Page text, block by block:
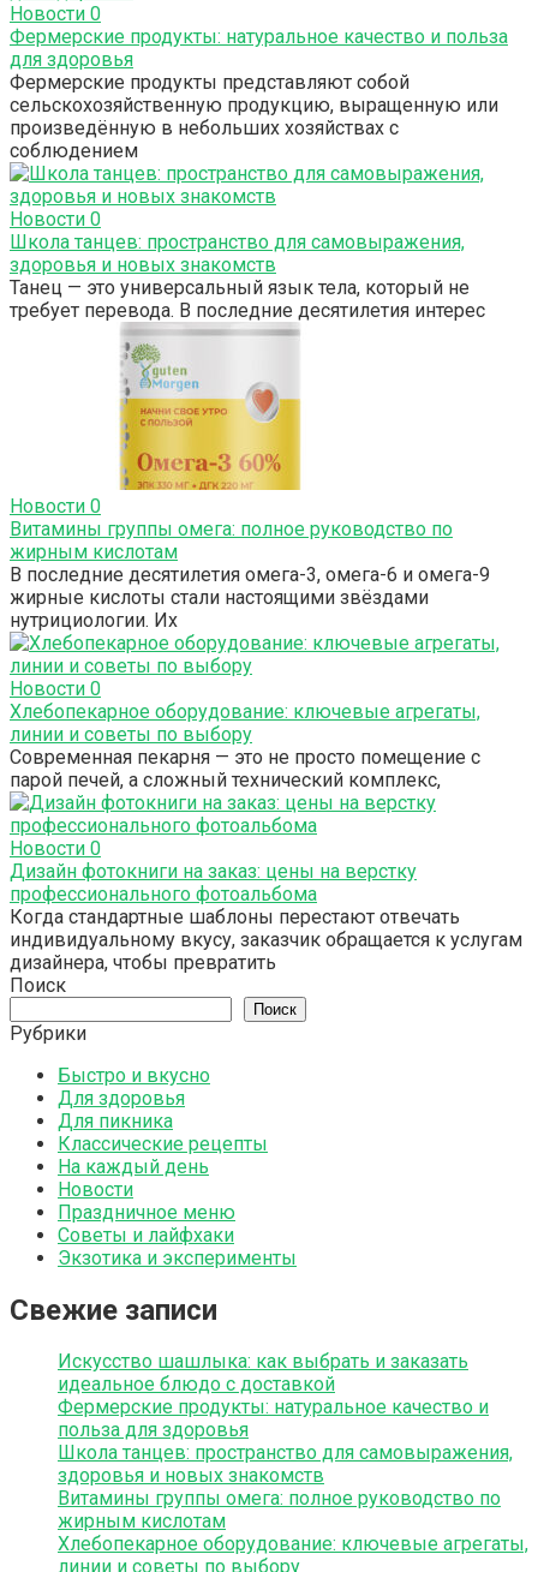
Новости 0
Фермерские продукты: натуральное качество и польза
для здоровья
Фермерские продукты представляют собой
сельскохозяйственную продукцию, выращенную или
произведённую в небольших хозяйствах с
соблюдением
Новости 0
Школа танцев: пространство для самовыражения,
здоровья и новых знакомств
Танец — это универсальный язык тела, который не
требует перевода. В последние десятилетия интерес
Новости 0
Витамины группы омега: полное руководство по
жирным кислотам
В последние десятилетия омега-3, омега-6 и омега-9
жирные кислоты стали настоящими звёздами
нутрициологии. Их
Новости 0
Хлебопекарное оборудование: ключевые агрегаты,
линии и советы по выбору
Современная пекарня — это не просто помещение с
парой печей, а сложный технический комплекс,
Новости 0
Дизайн фотокниги на заказ: цены на верстку
профессионального фотоальбома
Когда стандартные шаблоны перестают отвечать
индивидуальному вкусу, заказчик обращается к услугам
дизайнера, чтобы превратить
Поиск
Поиск
Рубрики
Быстро и вкусно
Для здоровья
Для пикника
Классические рецепты
На каждый день
Новости
Праздничное меню
Советы и лайфхаки
Экзотика и эксперименты
Свежие записи
Искусство шашлыка: как выбрать и заказать
идеальное блюдо с доставкой
Фермерские продукты: натуральное качество и
польза для здоровья
Школа танцев: пространство для самовыражения,
здоровья и новых знакомств
Витамины группы омега: полное руководство по
жирным кислотам
Хлебопекарное оборудование: ключевые агрегаты,
линии и советы по выбору